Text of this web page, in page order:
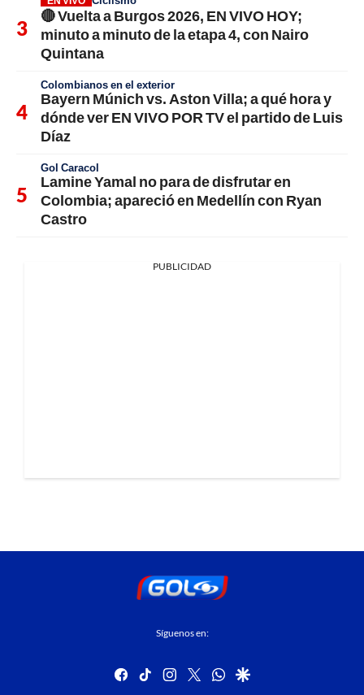
🔴 Vuelta a Burgos 2026, EN VIVO HOY;
minuto a minuto de la etapa 4, con Nairo
Quintana
Colombianos en el exterior
Bayern Múnich vs. Aston Villa; a qué hora y
dónde ver EN VIVO POR TV el partido de Luis
Díaz
Gol Caracol
Lamine Yamal no para de disfrutar en
Colombia; apareció en Medellín con Ryan
Castro
PUBLICIDAD
Síguenos en:
facebook
tiktok instagram
twitterwhatsapp
google